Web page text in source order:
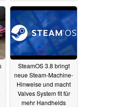
SteamOS 3.8 bringt
neue Steam-Machine-
Hinweise und macht
Valves System fit für
mehr Handhelds